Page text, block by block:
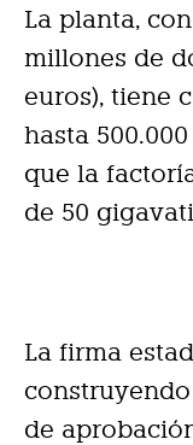
La planta,
millones de
euros), tiene
hasta
que la
de 50
La firma
de